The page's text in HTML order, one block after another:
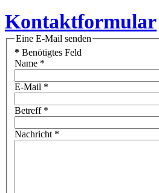
Kontaktformular
Eine E-Mail senden
* Benötigtes Feld
Name *
E-Mail *
Betreff*
Nachricht*